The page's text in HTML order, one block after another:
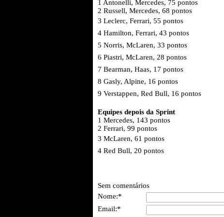
1 Antonelli, Mercedes, 75 pontos
2 Russell, Mercedes, 68 pontos
3 Leclerc, Ferrari, 55 pontos
4 Hamilton, Ferrari, 43 pontos
5 Norris, McLaren, 33 pontos
6 Piastri, McLaren, 28 pontos
7 Bearman, Haas, 17 pontos
8 Gasly, Alpine, 16 pontos
9 Verstappen, Red Bull, 16 pontos
Equipes depois da Sprint
1 Mercedes, 143 pontos
2 Ferrari, 99 pontos
3 McLaren, 61 pontos
4 Red Bull, 20 pontos
Sem comentários
Nome:*
Email:*